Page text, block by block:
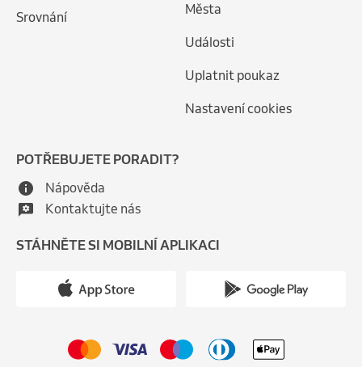
Srovnání Města
Události
Uplatnit poukaz
Nastavení cookies
POTŘEBUJETE PORADIT?
Nápověda
Kontaktujte nás
STÁHNĚTE SI MOBILNÍ APLIKACI